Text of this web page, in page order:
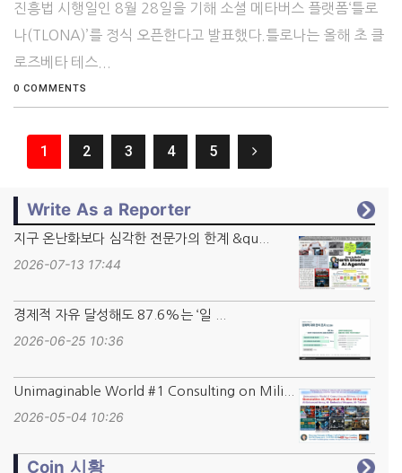
진흥법 시행일인 8월 28일을 기해 소셜 메타버스 플랫폼‘틀로
나(TLONA)’를 정식 오픈한다고 발표했다.틀로나는 올해 초 클
로즈베타 테스...
0 COMMENTS
1 2 3 4 5
Write As a Reporter
지구 온난화보다 심각한 전문가의 한계 &qu...
2026-07-13 17:44
경제적 자유 달성해도 87.6%는 ‘일 ...
2026-06-25 10:36
Unimaginable World #1 Consulting on Mili...
2026-05-04 10:26
Coin 시황